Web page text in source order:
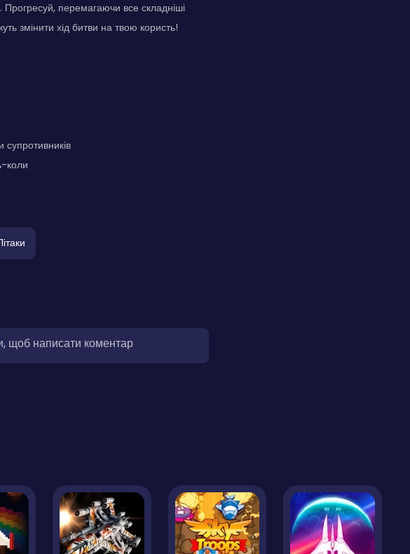
Прогресуй, перемагаючи все складніші
змінити хід битви на твою користь!
супротивників
коли
щоб написати коментар